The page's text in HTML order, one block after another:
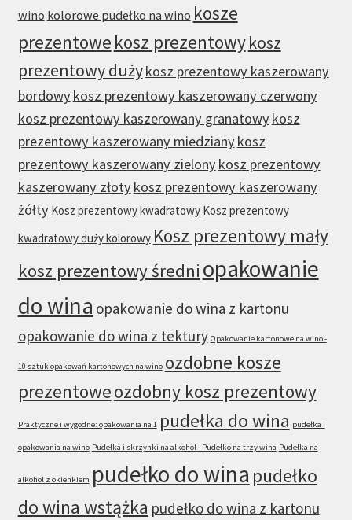
wino kolorowe pudełko na wino kosze
prezentowe kosz prezentowykosz
prezentowy dużykosz prezentowy kaszerowany
bordowykosz prezentowy kaszerowany czerwony
kosz prezentowy kaszerowany granatowykosz
prezentowy kaszerowany miedzianykosz
prezentowy kaszerowany zielonykosz prezentowy
kaszerowany złotykosz prezentowy kaszerowany
żółty Kosz prezentowy kwadratowy Kosz prezentowy
kwadratowy duży kolorowy Kosz prezentowy mały
kosz prezentowy średni opakowanie
do wina opakowanie do wina z kartonu
opakowanie do wina z tektury Opakowanie kartonowe na wino -
10 sztuk opakowań kartonowych na wino ozdobne kosze
prezentoweozdobny kosz prezentowy
Praktyczne i wygodne: opakowania na 1 pudełka do wina pudełka i
opakowania na wino Pudełka i skrzynki na alkohol - Pudełko na trzy wina Pudełka na
alkohol z okienkiem pudełko do wina pudełko
do wina wstążka pudełko do wina z kartonu